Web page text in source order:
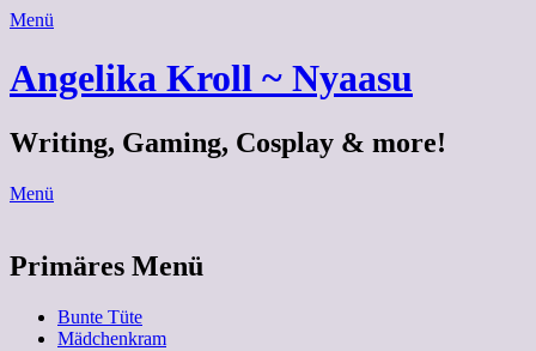
Menü
Angelika Kroll ~ Nyaasu
Writing, Gaming, Cosplay & more!
Menü
Primäres Menü
Zum
Inhalt
Bunte Tüte
Mädchenkram